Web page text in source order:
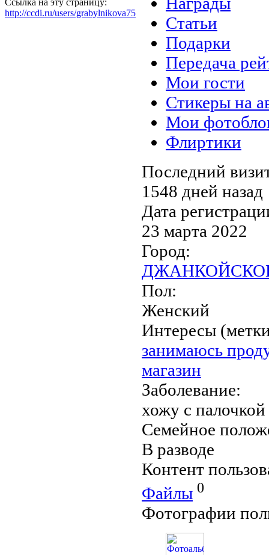
Ссылка на эту страницу:
http://ccdi.ru/users/grabylnikova75
Статьи
Подарки
Передача
Мои гости
Стикеры на
Мои
Флиртики
Последний
1548 дней назад
Дата
23 марта 2022
Город:
Пол:
Женский
Интересы
занимаюсь
магазин
Заболевание:
хожу с палочкой
Семейное
В разводе
Контент
Файлы 0
Фотографии